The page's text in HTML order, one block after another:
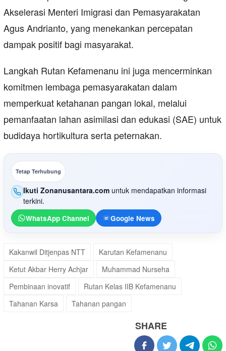
Akselerasi Menteri Imigrasi dan Pemasyarakatan
Agus Andrianto, yang menekankan percepatan
dampak positif bagi masyarakat.
Langkah Rutan Kefamenanu ini juga mencerminkan
komitmen lembaga pemasyarakatan dalam
memperkuat ketahanan pangan lokal, melalui
pemanfaatan lahan asimilasi dan edukasi (SAE) untuk
budidaya hortikultura serta peternakan.
Tetap Terhubung
Ikuti Zonanusantara.com untuk mendapatkan informasi
terkini.
WhatsApp Channel Google News
Kakanwil Ditjenpas NTT
Karutan Kefamenanu
Ketut Akbar Herry Achjar
Muhammad Nurseha
Pembinaan inovatif
Rutan Kelas IIB Kefamenanu
Tahanan Karsa
Tahanan pangan
SHARE